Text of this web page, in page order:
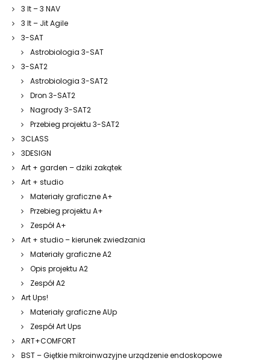
3 It – 3 NAV
3 It – Jit Agile
3-SAT
Astrobiologia 3-SAT
3-SAT2
Astrobiologia 3-SAT2
Dron 3-SAT2
Nagrody 3-SAT2
Przebieg projektu 3-SAT2
3CLASS
3DESIGN
Art + garden – dziki zakątek
Art + studio
Materiały graficzne A+
Przebieg projektu A+
Zespół A+
Art + studio – kierunek zwiedzania
Materiały graficzne A2
Opis projektu A2
Zespół A2
Art Ups!
Materiały graficzne AUp
Zespół Art Ups
ART+COMFORT
BST – Giętkie mikroinwazyjne urządzenie endoskopowe